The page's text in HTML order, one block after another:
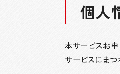
個人
本サービスお
サービスにま